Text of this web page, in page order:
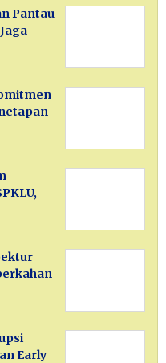
Pantau
Early